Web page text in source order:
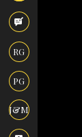
RG
PG
J&M